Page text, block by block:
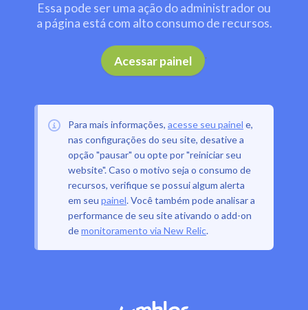
Essa pode ser uma ação do administrador ou
a página está com alto consumo de recursos.
Acessar painel .
Para mais informações, acesse seu painel e,
nas configurações do seu site, desative a
opção "pausar" ou opte por "reiniciar seu
website". Caso o motivo seja o consumo de
recursos, verifique se possui algum alerta
em seu painel. Você também pode analisar a
performance de seu site ativando o add-on
demonitoramento via New Relic.